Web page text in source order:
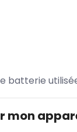
batterie
mon